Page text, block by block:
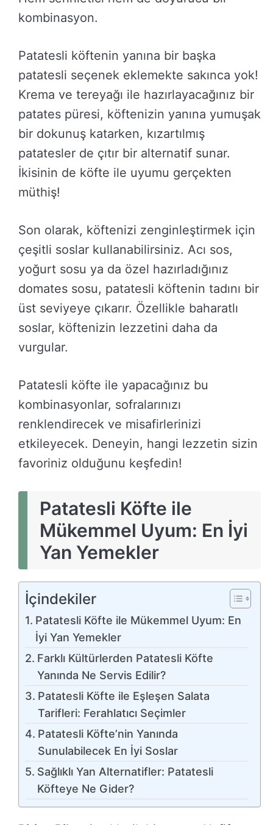
kombinasyon.
Patatesli köftenin yanına bir başka
patatesli seçenek eklemekte sakınca yok!
Krema ve tereyağı ile hazırlayacağınız bir
patates püresi, köftenizin yanına yumuşak
bir dokunuş katarken, kızartılmış
patatesler de çıtır bir alternatif sunar.
İkisinin de köfte ile uyumu gerçekten
müthiş!
Son olarak, köftenizi zenginleştirmek için
çeşitli soslar kullanabilirsiniz. Acı sos,
yoğurt sosu ya da özel hazırladığınız
domates sosu, patatesli köftenin tadını bir
üst seviyeye çıkarır. Özellikle baharatlı
soslar, köftenizin lezzetini daha da
vurgular.
Patatesli köfte ile yapacağınız bu
kombinasyonlar, sofralarınızı
renklendirecek ve misafirlerinizi
etkileyecek. Deneyin, hangi lezzetin sizin
favoriniz olduğunu keşfedin!
Patatesli Köfte ile
Mükemmel Uyum: En İyi
Yan Yemekler
İçindekiler
Patatesli Köfte ile Mükemmel Uyum: En
İyi Yan Yemekler
Farklı Kültürlerden Patatesli Köfte
Yanında Ne Servis Edilir?
Patatesli Köfte ile Eşleşen Salata
Tarifleri: Ferahlatıcı Seçimler
Patatesli Köfte’nin Yanında
Sunulabilecek En İyi Soslar
Sağlıklı Yan Alternatifler: Patatesli
Köfteye Ne Gider?